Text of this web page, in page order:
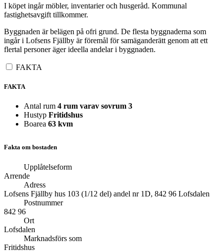
I köpet ingår möbler, inventarier och husgeråd. Kommunal
fastighetsavgift tillkommer.
Byggnaden är belägen på ofri grund. De flesta byggnaderna som
ingår i Lofsens Fjällby är föremål för samäganderätt genom att ett
flertal personer äger ideella andelar i byggnaden.
FAKTA
FAKTA
Antal rum 4 rum varav sovrum 3
Hustyp Fritidshus
Boarea 63 kvm
Fakta om bostaden
Upplåtelseform
Arrende
Adress
Lofsens Fjällby hus 103 (1/12 del) andel nr 1D, 842 96 Lofsdalen
Postnummer
842 96
Ort
Lofsdalen
Marknadsförs som
Fritidshus